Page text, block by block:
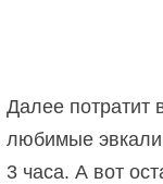
Далее потратит
любимые
3 часа. А вот